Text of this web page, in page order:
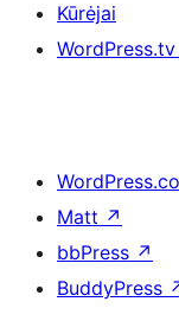
Kūrėjai
WordPress.tv
Matt ↗
bbPress ↗
BuddyPress